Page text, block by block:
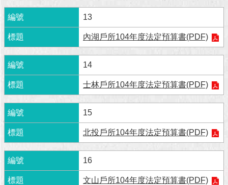
即
時
新
聞
澄
清
雙
語
詞
彙
北
13
內湖戶所104年度法定預算書(PDF)
14
士林戶所104年度法定預算書(PDF)
15
北投戶所104年度法定預算書(PDF)
16
文山戶所104年度法定預算書(PDF)